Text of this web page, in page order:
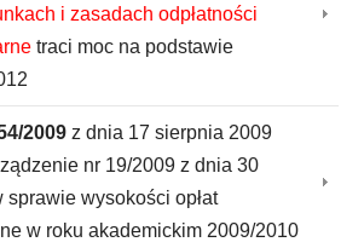
i zasadach odpłatności
traci moc na podstawie
2009 z dnia 17 sierpnia 2009
nr 19/2009 z dnia 30
wysokości opłat
w roku akademickim 2009/2010